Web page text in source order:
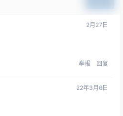
2月27日
举报 回复
22年3月6日